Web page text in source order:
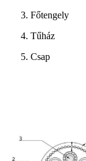
3. Főtengely
4. Tűház
5. Csap